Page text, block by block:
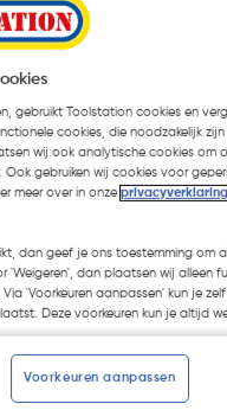
btw € 11,38
(29)
gebruikt Toolstation cookies en
cookies, die noodzakelijk
wij ook analytische cookies om
Ook gebruiken wij cookies voor
meer over in onzeprivacyverklaring
dan geef je ons toestemming om
'Weigeren', dan plaatsen wij alleen
'Voorkeuren aanpassen' kun je zelf
Deze voorkeuren kun je altijd
Voorkeuren aanpassen